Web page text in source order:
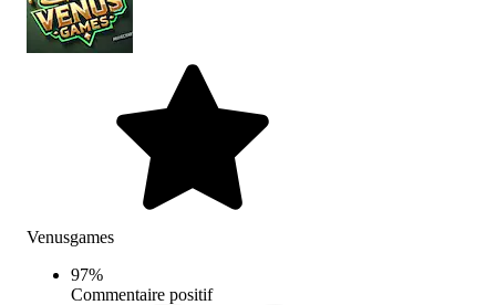
Venusgames
97%
Commentaire positif